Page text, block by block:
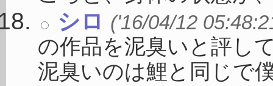
シロ ('16/04/12
の作品を泥臭いと評し
泥臭いのは鯉と同じで